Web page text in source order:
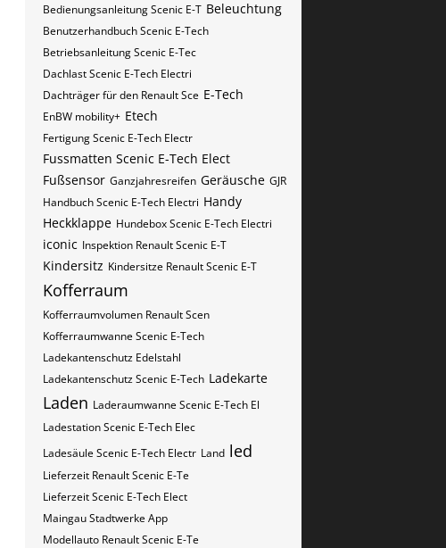
Bedienungsanleitung Scenic E-T Beleuchtung
Benutzerhandbuch Scenic E-Tech
Betriebsanleitung Scenic E-Tec
Dachlast Scenic E-Tech Electri
Dachträger für den Renault Sce E-Tech
EnBW mobility+ Etech
Fertigung Scenic E-Tech Electr
Fussmatten Scenic E-Tech Elect
Fußsensor Ganzjahresreifen Geräusche GJR
Handbuch Scenic E-Tech Electri Handy
Heckklappe Hundebox Scenic E-Tech Electri
iconic Inspektion Renault Scenic E-T
Kindersitz Kindersitze Renault Scenic E-T
Kofferraum
Kofferraumvolumen Renault Scen
Kofferraumwanne Scenic E-Tech
Ladekantenschutz Edelstahl
Ladekantenschutz Scenic E-Tech Ladekarte
Laden Laderaumwanne Scenic E-Tech El
Ladestation Scenic E-Tech Elec
Ladesäule Scenic E-Tech Electr Land led
Lieferzeit Renault Scenic E-Te
Lieferzeit Scenic E-Tech Elect
Maingau Stadtwerke App
Modellauto Renault Scenic E-Te